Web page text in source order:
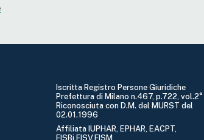
Iscritta Registro Persone Giuridiche
Prefettura di Milano n.467, p.722, vol.2°
Riconosciuta con D.M. del MURST del
02.01.1996
Affiliata IUPHAR, EPHAR, EACPT,
FISBi,FISV,FISM